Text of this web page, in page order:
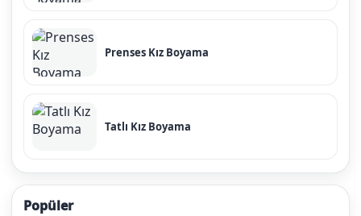
Prenses Kız Boyama
Tatlı Kız Boyama
Popüler